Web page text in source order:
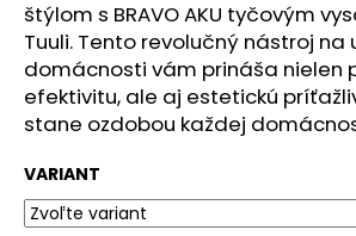
štýlom s BRAVO AKU tyčovým
Tuuli. Tento revolučný nástroj
domácnosti vám prináša nielen
efektivitu, ale aj estetickú
stane ozdobou každej
VARIANT
O
d
p
o
r
ú
č
a
m